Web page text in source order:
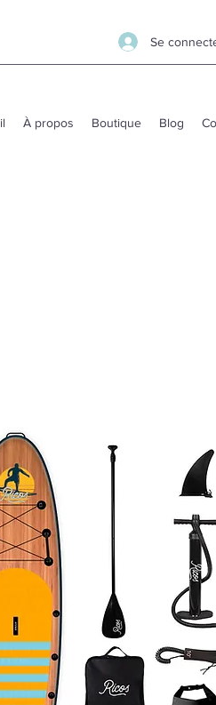
Se
À propos Boutique Blog